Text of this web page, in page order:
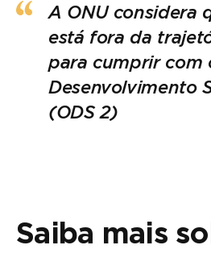
A ONU considera
está fora da
para cumprir com
Desenvolvimento
(ODS 2)
Saiba mais